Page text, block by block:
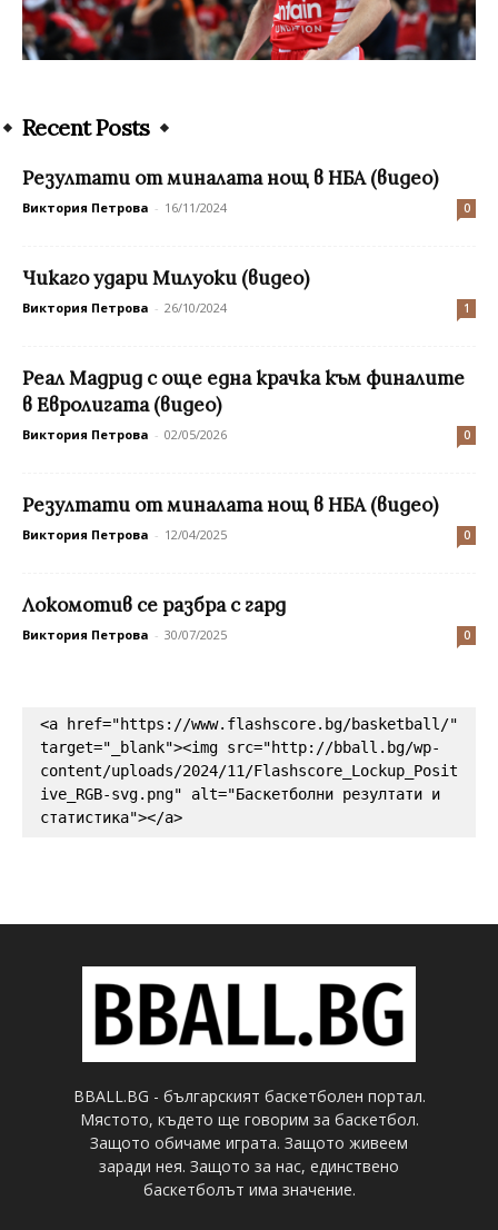
Recent Posts
Резултати от миналата нощ в НБА (видео)
Виктория Петрова - 16/11/2024 0
Чикаго удари Милуоки (видео)
Виктория Петрова - 26/10/2024 1
Реал Мадрид с още една крачка към финалите
в Евролигата (видео)
Виктория Петрова - 02/05/2026 0
Резултати от миналата нощ в НБА (видео)
Виктория Петрова - 12/04/2025 0
Локомотив се разбра с гард
Виктория Петрова - 30/07/2025 0
<a href="https://www.flashscore.bg/basketball/"
target="_blank"><img src="http://bball.bg/wp-
content/uploads/2024/11/Flashscore_Lockup_Posit
ive_RGB-svg.png" alt="Баскетболни резултати и
статистика"></a>
BBALL.BG - българският баскетболен портал.
Мястото, където ще говорим за баскетбол.
Защото обичаме играта. Защото живеем
заради нея. Защото за нас, единствено
баскетболът има значение.